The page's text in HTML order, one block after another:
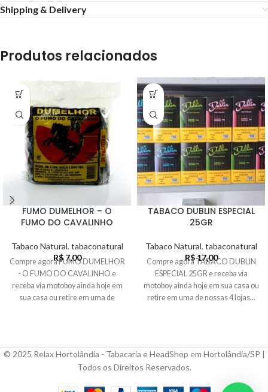
Shipping & Delivery
Produtos relacionados
FUMO DUMELHOR – O
FUMO DO CAVALINHO
Tabaco Natural, tabaconatural
R$7,00
Compre agora FUMO DUMELHOR
- O FUMO DO CAVALINHO e
receba via motoboy ainda hoje em
sua casa ou retire em uma de
TABACO DUBLIN ESPECIAL
25GR
Tabaco Natural, tabaconatural
R$17,00
Compre agora TABACO DUBLIN
ESPECIAL 25GR e receba via
motoboy ainda hoje em sua casa ou
retire em uma de nossas 4 lojas...
© 2025 Relax Hortolândia - Tabacaria e HeadShop em Hortolândia/SP |
Todos os Direitos Reservados.